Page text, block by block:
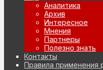
Аналитика
Архив
Интересное
Мнения
Партнеры
Полезно знать
Контакты
Правила применения